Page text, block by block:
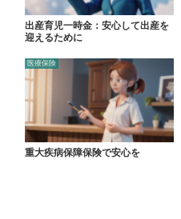
出産育児一時金：安心して出産を
迎えるために
医療保険
重大疾病保障保険で安心を